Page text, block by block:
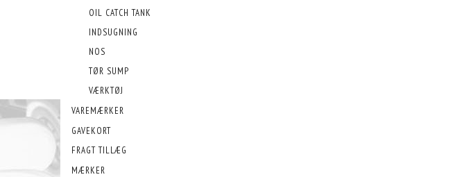
OIL CATCH TANK
INDSUGNING
NOS
TØR SUMP
VÆRKTØJ
VAREMÆRKER
GAVEKORT
FRAGT TILLÆG
MÆRKER